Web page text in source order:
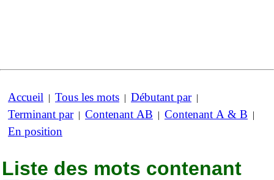
Accueil | Tous les mots | Débutant par|
Terminant par| Contenant AB | Contenant A & B |
En position
Liste des mots contenant